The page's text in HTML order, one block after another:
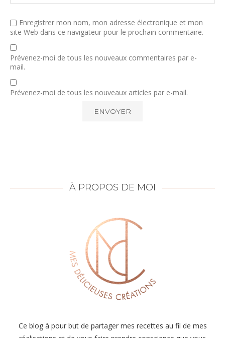
Enregistrer mon nom, mon adresse électronique et mon
site Web dans ce navigateur pour le prochain commentaire.
Prévenez-moi de tous les nouveaux commentaires par e-
mail.
Prévenez-moi de tous les nouveaux articles par e-mail.
À PROPOS DE MOI
Ce blog à pour but de partager mes recettes au fil de mes